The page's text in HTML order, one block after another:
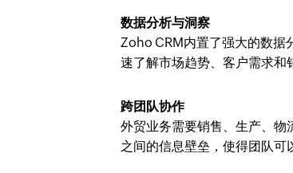
数据分析与洞察
Zoho CRM内置了强大的数据
速了解市场趋势、客户需求和
跨团队协作
外贸业务需要销售、生产、
之间的信息壁垒，使得团队可